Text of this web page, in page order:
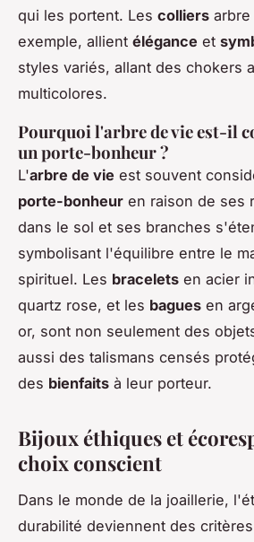
qui les portent. Les colliers
exemple, allient élégance et
styles variés, allant des chokers
multicolores.
Pourquoi l'arbre de vie est-il
un porte-bonheur ?
L'arbre de vie est souvent
porte-bonheur en raison de ses
dans le sol et ses branches
symbolisant l'équilibre entre le
spirituel. Les bracelets en acier
quartz rose, et les bagues en
or, sont non seulement des
aussi des talismans censés
des bienfaits à leur porteur.
Bijoux éthiques et
choix conscient
Dans le monde de la joaillerie,
durabilité deviennent des